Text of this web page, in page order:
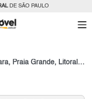
DE SÃO PAULO
Apartamentos 2 Quartos 2 Vagas Caiçara, Praia Grande, Litoral Sul, SP para venda